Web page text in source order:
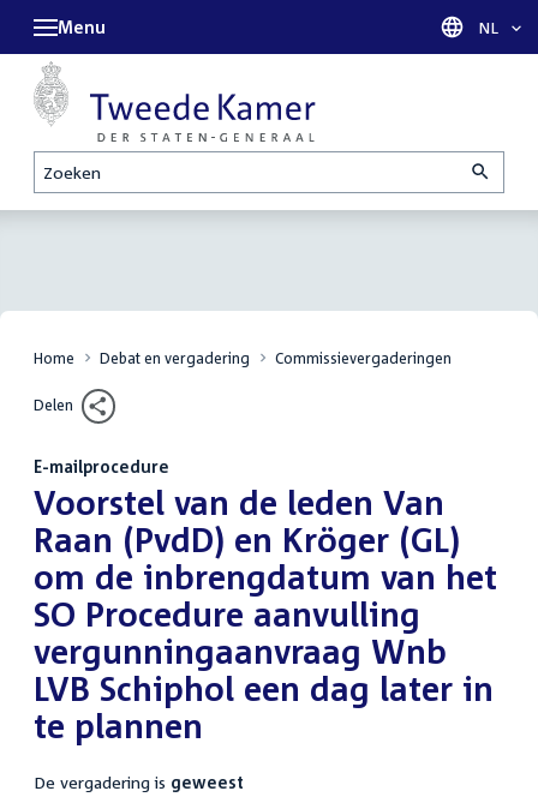
Zoeken
Menu Taal
NL
Home Debat en vergadering Commissievergaderingen
Delen
E-mailprocedure
:Voorstel van de leden Van
Raan (PvdD) en Kröger (GL)
om de inbrengdatum van het
SO Procedure aanvulling
vergunningaanvraag Wnb
LVB Schiphol een dag later in
te plannen
De vergadering is geweest